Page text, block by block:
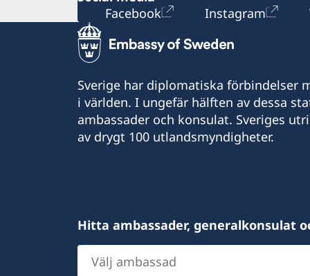
Facebook
Instagram
Sverige har diplomatiska förbindelser
i världen. I ungefär hälften av dessa
ambassader och konsulat. Sveriges
av drygt 100 utlandsmyndigheter.
Hitta ambassader, generalkonsulat
Välj
ambassad